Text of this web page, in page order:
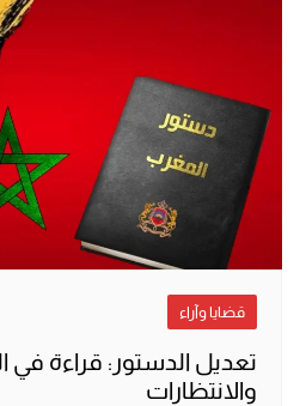
قضايا وآراء
تعديل الدستور: قراءة في
والانتظارات